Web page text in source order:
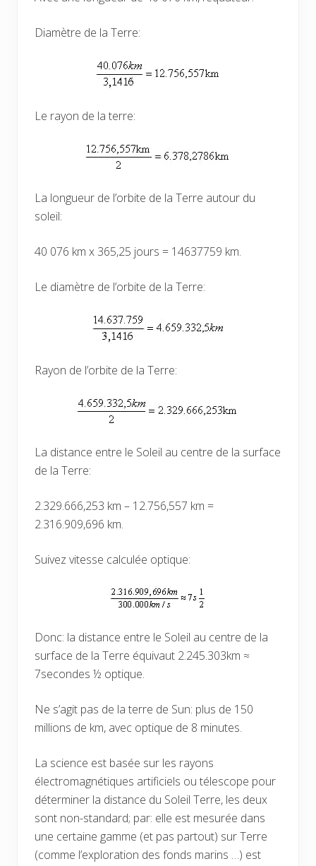
Diamètre de la Terre:
Le rayon de la terre:
La longueur de l’orbite de la Terre autour du
soleil:
40 076 km x 365,25 jours = 14637759 km.
Le diamètre de l’orbite de la Terre:
Rayon de l’orbite de la Terre:
La distance entre le Soleil au centre de la surface
de la Terre:
2.329.666,253 km – 12.756,557 km =
2.316.909,696 km.
Suivez vitesse calculée optique:
Donc: la distance entre le Soleil au centre de la
surface de la Terre équivaut 2.245.303km ≈
7secondes ½ optique.
Ne s’agit pas de la terre de Sun: plus de 150
millions de km, avec optique de 8 minutes.
La science est basée sur les rayons
électromagnétiques artificiels ou télescope pour
déterminer la distance du Soleil Terre, les deux
sont non-standard; par: elle est mesurée dans
une certaine gamme (et pas partout) sur Terre
(comme l’exploration des fonds marins …) est